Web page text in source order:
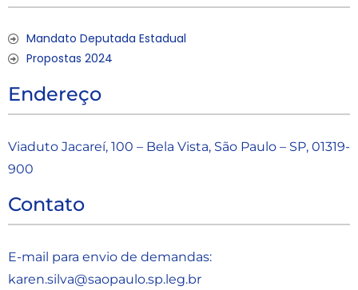
Mandato Deputada Estadual
Propostas 2024
Endereço
Viaduto Jacareí, 100 – Bela Vista, São Paulo – SP, 01319-
900
Contato
E-mail para envio de demandas:
karen.silva@saopaulo.sp.leg.br